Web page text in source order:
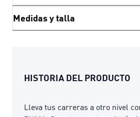
Medidas y talla
HISTORIA DEL PRODUCTO
Lleva tus carreras a otro nivel